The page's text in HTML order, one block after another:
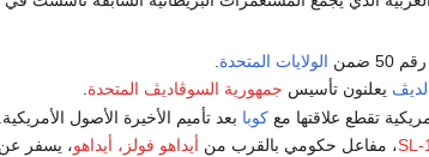
50 ضمن الولايات المتحدة
يعلنون تأسيس جمهورية السوڤاديڤ المتحدة.
تقطع علاقتها معكوبا بعد تأميم الأخيرة الأصول الأمريكية.
SL-1، مفاعل حكومي بالقرب من أيداهو فولز، أيداهو، يسفر